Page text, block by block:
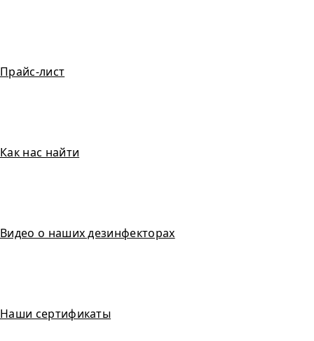
Прайс-лист
Как нас найти
Видео о наших дезинфекторах
Наши сертификаты